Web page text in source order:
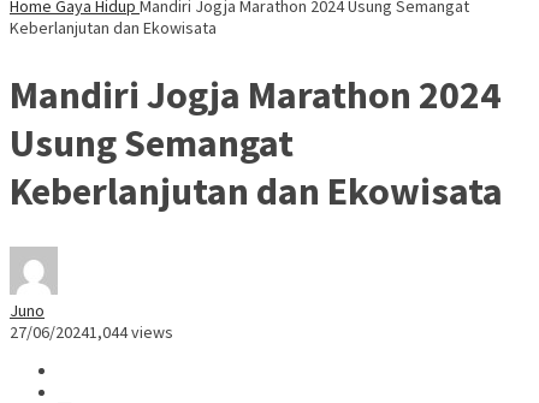
Home Gaya Hidup Mandiri Jogja Marathon 2024 Usung Semangat
Keberlanjutan dan Ekowisata
Mandiri Jogja Marathon 2024
Usung Semangat
Keberlanjutan dan Ekowisata
Juno
27/06/20241,044 views